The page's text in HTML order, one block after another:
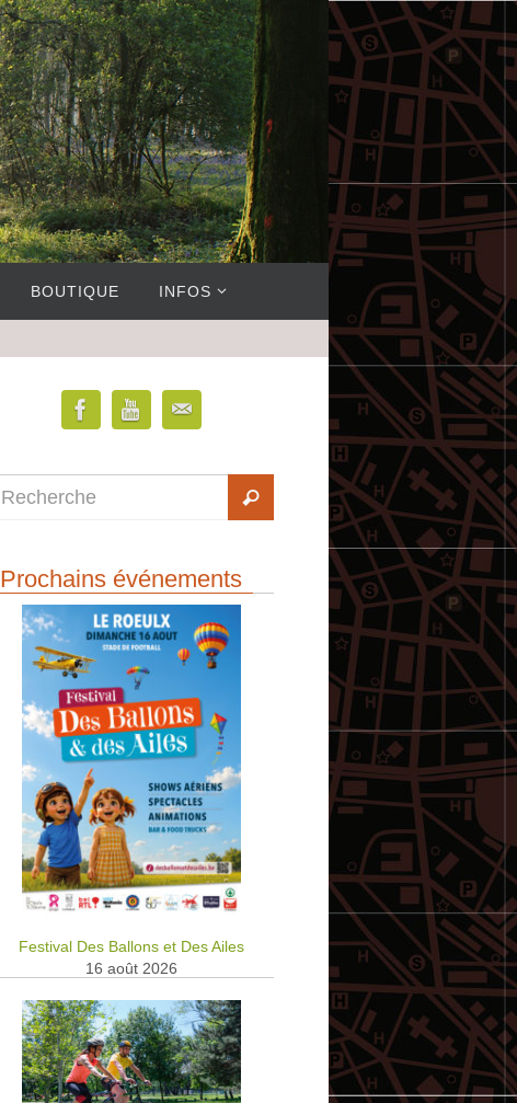
BOUTIQUE INFOS
Prochains événements
Festival Des Ballons et Des Ailes
16 août 2026